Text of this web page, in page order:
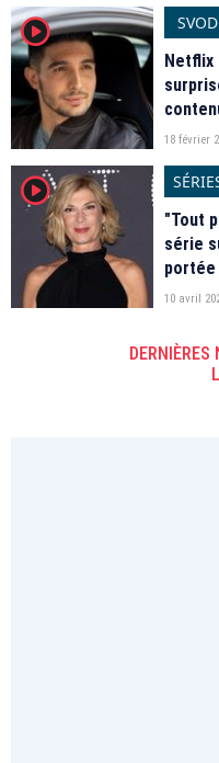
player2
SVOD
Netflix
18 février
player2
"Tout
série
portée
10 avril
DERNIÈRES